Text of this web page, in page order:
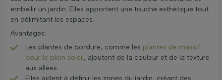
embellir un jardin. Elles apportent une touche esthétique tout
en délimitant les espaces.
Avantages:
Les plantes de bordure, comme les plantes de massif
pour le plein soleil, ajoutent de la couleur et de la texture
aux allées.
Elles aident à définir les zones du jardin, créant des